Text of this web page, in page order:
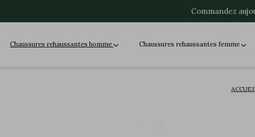
Commandez
Chaussures rehaussantes homme Chaussures rehaussantes femme